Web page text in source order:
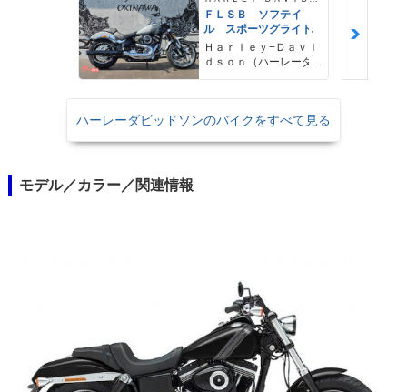
ＦＬＳＢ ソフテイ
ル スポーツグライド
Ｈａｒｌｅｙ−Ｄａｖｉ
ｄｓｏｎ（ハーレーダ
ハーレーダビッドソンのバイクをすべて見る
モデル／カラー／関連情報